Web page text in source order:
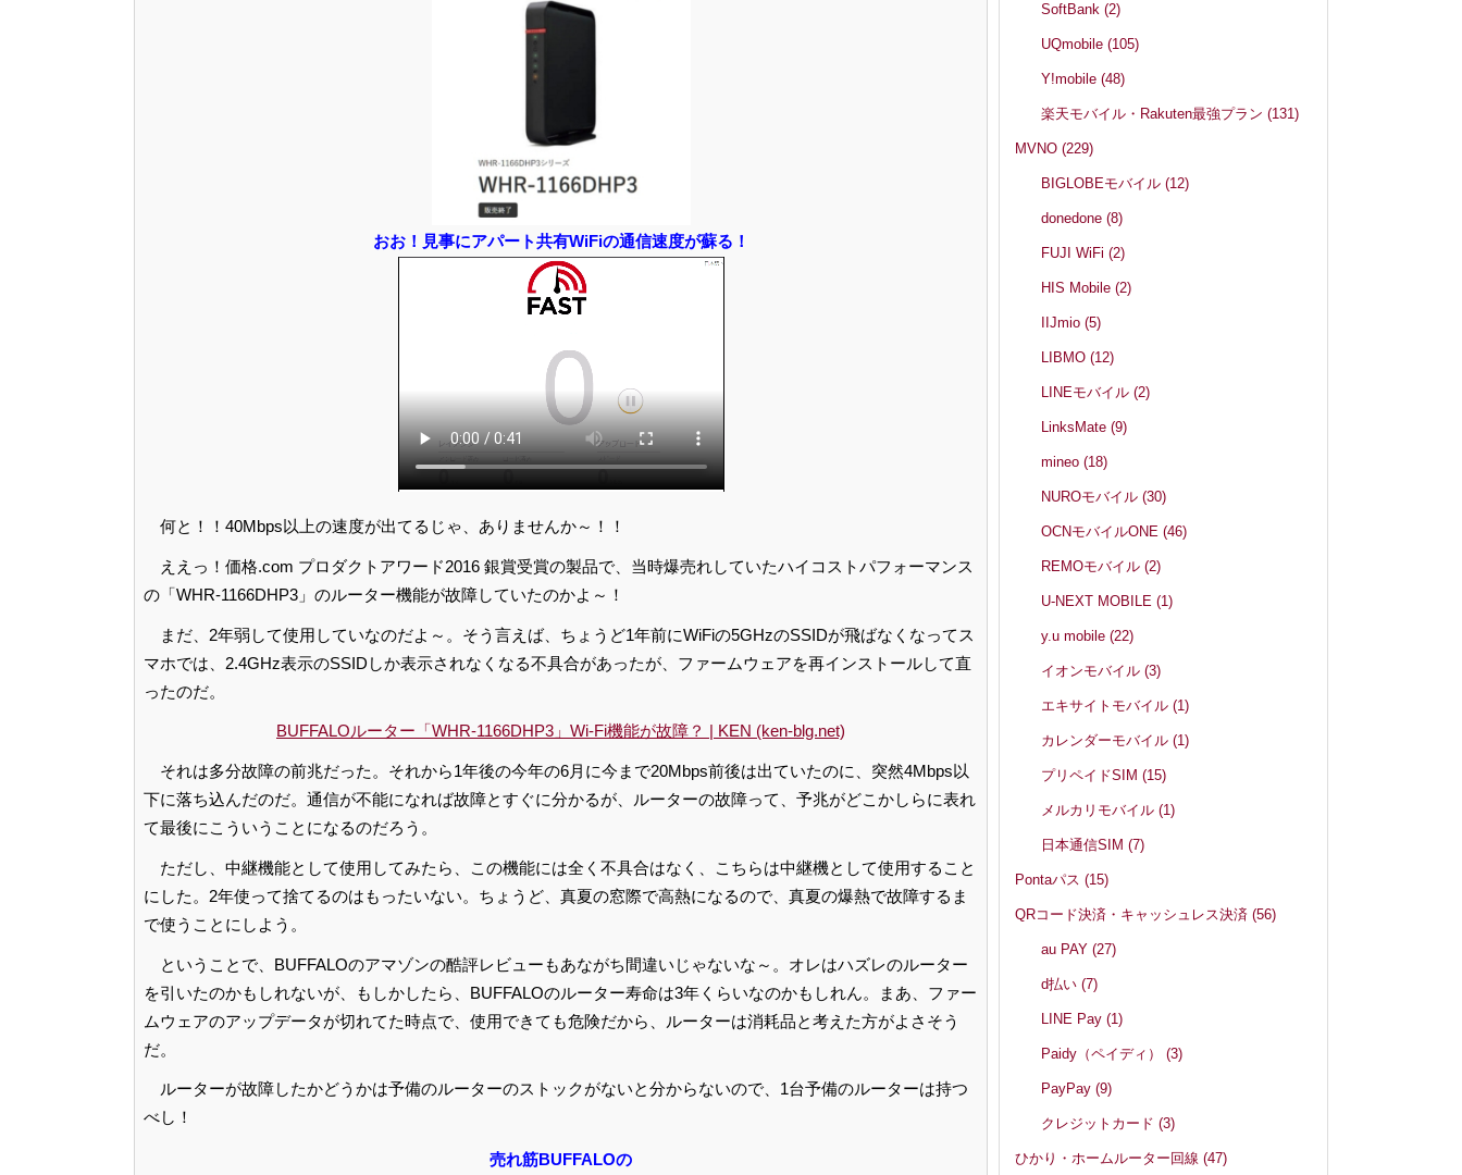
おお！見事にアパート共有WiFiの通信速度が蘇る！
何と！！40Mbps以上の速度が出てるじゃ、ありませんか～！！
ええっ！価格.com プロダクトアワード2016 銀賞受賞の製品で、当時爆売れしていたハイコストパフォーマンス
の「WHR-1166DHP3」のルーター機能が故障していたのかよ～！
まだ、2年弱して使用していなのだよ～。そう言えば、ちょうど1年前にWiFiの5GHzのSSIDが飛ばなくなってス
マホでは、2.4GHz表示のSSIDしか表示されなくなる不具合があったが、ファームウェアを再インストールして直
ったのだ。
BUFFALOルーター「WHR-1166DHP3」Wi-Fi機能が故障？ | KEN (ken-blg.net)
それは多分故障の前兆だった。それから1年後の今年の6月に今まで20Mbps前後は出ていたのに、突然4Mbps以
下に落ち込んだのだ。通信が不能になれば故障とすぐに分かるが、ルーターの故障って、予兆がどこかしらに表れ
て最後にこういうことになるのだろう。
ただし、中継機能として使用してみたら、この機能には全く不具合はなく、こちらは中継機として使用すること
にした。2年使って捨てるのはもったいない。ちょうど、真夏の窓際で高熱になるので、真夏の爆熱で故障するま
で使うことにしよう。
ということで、BUFFALOのアマゾンの酷評レビューもあながち間違いじゃないな～。オレはハズレのルーター
を引いたのかもしれないが、もしかしたら、BUFFALOのルーター寿命は3年くらいなのかもしれん。まあ、ファー
ムウェアのアップデータが切れてた時点で、使用できても危険だから、ルーターは消耗品と考えた方がよさそう
だ。
ルーターが故障したかどうかは予備のルーターのストックがないと分からないので、1台予備のルーターは持つ
べし！
売れ筋BUFFALOの
SoftBank(2)
UQmobile(105)
Y!mobile(48)
楽天モバイル・Rakuten最強プラン(131)
MVNO (229)
BIGLOBEモバイル(12)
donedone(8)
FUJI WiFi(2)
HIS Mobile(2)
IIJmio(5)
LIBMO(12)
LINEモバイル(2)
LinksMate(9)
mineo(18)
NUROモバイル(30)
OCNモバイルONE(46)
REMOモバイル(2)
U-NEXT MOBILE(1)
y.u mobile(22)
イオンモバイル(3)
エキサイトモバイル(1)
カレンダーモバイル(1)
プリペイドSIM(15)
メルカリモバイル(1)
日本通信SIM(7)
Pontaパス (15)
QRコード決済・キャッシュレス決済 (56)
au PAY(27)
d払い(7)
LINE Pay(1)
Paidy（ペイディ）(3)
PayPay(9)
クレジットカード(3)
ひかり・ホームルーター回線 (47)